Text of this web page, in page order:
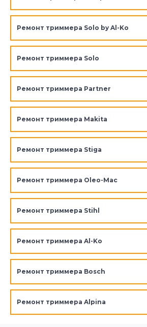
Ремонт триммера Solo by Al-Ko
Ремонт триммера Solo
Ремонт триммера Partner
Ремонт триммера Makita
Ремонт триммера Stiga
Ремонт триммера Oleo-Mac
Ремонт триммера Stihl
Ремонт триммера Al-Ko
Ремонт триммера Bosch
Ремонт триммера Alpina